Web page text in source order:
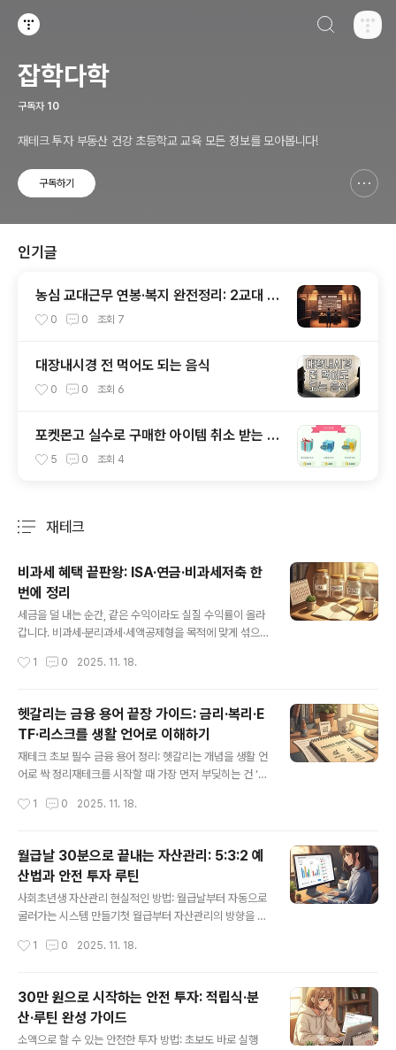
잡학다학
구독자 10
재테크 투자 부동산 건강 초등학교 교육 모든 정보를 모아봅니다!
구독하기
인기글
농심 교대근무 연봉·복지 완전정리: 2교대 vs
3조3교대, 수당부터 실수령까지
0 0 조회 7
대장내시경 전 먹어도 되는 음식
0 0 조회 6
포켓몬고 실수로 구매한 아이템 취소 받는 방
법 5 0 조회 4
재테크
비과세 혜택 끝판왕: ISA·연금·비과세저축 한
번에 정리
세금을 덜 내는 순간, 같은 수익이라도 실질 수익률이 올라
갑니다. 비과세·분리과세·세액공제형을 목적에 맞게 섞으
포인트는 ‘자격 요건’과 ‘유지 기간’, 그리고 ‘한도’를 정확히
가청년·서민: 청년형 ISA, 청년형 장기집합투자증권저축,
청년 우대형 청약통장노년·취약계층: 비과세종합저축(대상
충족 시)장기 절세·노후: 연금저축, IRP, 장기저축성보험(1
0년 이상)직장인 표준: 일반형/서민형 ISA + 연금저축/IR
P 조합지역·직능: 농어민 비과세 예금, 조합원 비과세 예·적
형 ISA(개인종합자산관리계좌)요건/한도: 연령·소득..
1 0 2025. 11. 18.
헷갈리는 금융 용어 끝장 가이드: 금리·복리·E
TF·리스크를 생활 언어로 이해하기
재테크 초보 필수 금융 용어 정리: 헷갈리는 개념을 생활 언
어로 싹 정리재테크를 시작할 때 가장 먼저 부딪히는 건 ‘용
비교가 쉬워집니다. 어렵게 외우기보다, “어디에 쓰이고 내
심 요약: 이것만 알아도 절반은 끝돈의 속도: 금리·복리·물
가(인플레이션)안전과 유동성: 예금·적금·CMA성장과 변
동성: 주식·채권·ETF·펀드리스크 관리: 분산투자·리밸런싱·
손절/분할매수세금·제도: ISA·IRP·연금저축·원천징수·분리
과세■ 돈의 흐름과 시간: 기초 개념금리(Interest Rate):
르면 대출은 부담, 예금은 유리해지고, 주식·채..
1 0 2025. 11. 18.
월급날 30분으로 끝내는 자산관리: 5:3:2 예
산법과 안전 투자 루틴
사회초년생 자산관리 현실적인 방법: 월급날부터 자동으로
굴러가는 시스템 만들기첫 월급부터 자산관리의 방향을 제
은 ‘자동화·분리·분산’입니다. 월급이 들어오는 순간, 고정
러가도록 세팅하면 의지에 기대지 않아도 돈이 알아서 일
합니다. ■ 핵심 요약: 지금 당장 해야 할 3가지통장 분리:
급여/고정비/생활비/저축·투자 4구조로 나눠 자동이체를
세팅합니다.저축률 고정: 사회초년생 구간에서는 총수입의
1 0 2025. 11. 18.
30만 원으로 시작하는 안전 투자: 적립식·분
산·루틴 완성 가이드
소액으로 할 수 있는 안전한 투자 방법: 초보도 바로 실행